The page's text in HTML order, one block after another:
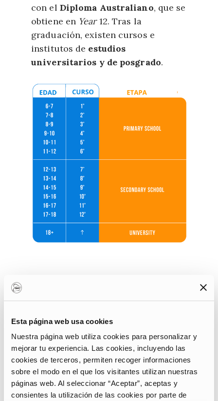
Esta página web usa cookies
Nuestra página web utiliza cookies para personalizar y
mejorar tu experiencia. Las cookies, incluyendo las
cookies de terceros, permiten recoger informaciones
sobre el modo en el que los visitantes utilizan nuestras
páginas web. Al seleccionar “Aceptar”, aceptas y
consientes la utilización de las cookies por parte de
con el Diploma Australiano, que se
obtiene en Year12. Tras la
graduación, existen cursos e
institutos de estudios
universitarios y de posgrado.
Preparatorio
LaPreparatory Schooles similar a
nuestra guardería, pero dura dos
años. El primer año, conocido como
kindy, acoge a niños a partir de tres